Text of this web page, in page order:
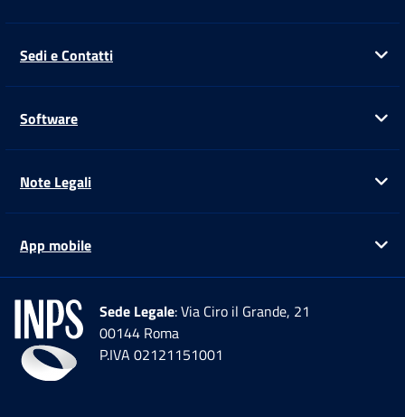
Sedi e Contatti
Software
Note Legali
App mobile
Sede Legale: Via Ciro il Grande, 21
00144 Roma
P.IVA 02121151001